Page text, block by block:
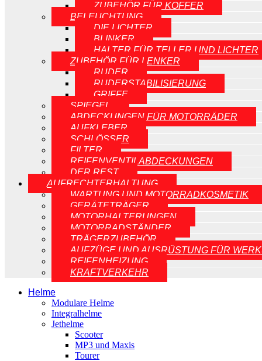
ZUBEHÖR FÜR KOFFER
BELEUCHTUNG
DIE LICHTER
BLINKER
HALTER FÜR TELLER UND LICHTER
ZUBEHÖR FÜR LENKER
RUDER
RUDERSTABILISIERUNG
GRIFFE
SPIEGEL
ABDECKUNGEN FÜR MOTORRÄDER
AUFKLEBER
SCHLÖSSER
FILTER
REIFENVENTILABDECKUNGEN
DER REST
AUFRECHTERHALTUNG
WARTUNG UND MOTORRADKOSMETIK
GERÄTETRÄGER
MOTORHALTERUNGEN
MOTORRADSTÄNDER
TRÄGERZUBEHÖR
AUFZÜGE UND AUSRÜSTUNG FÜR
REIFENHEIZUNG
KRAFTVERKEHR
Helme
Modulare Helme
Integralhelme
Jethelme
Scooter
MP3 und Maxis
Tourer